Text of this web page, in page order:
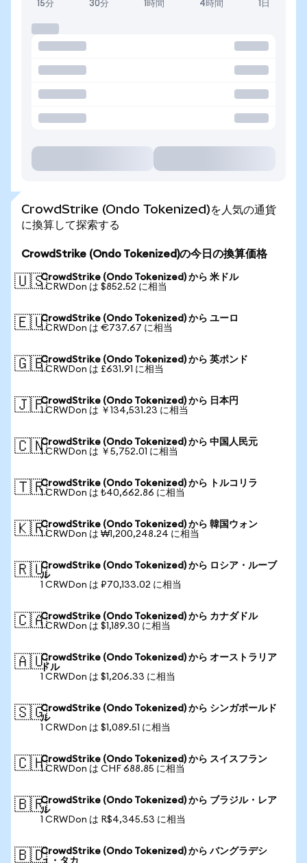
15分 30分 1時間 4時間 1日
CrowdStrike (Ondo Tokenized)を人気の通貨
に換算して探索する
CrowdStrike (Ondo Tokenized)の今日の換算価格
🇺🇸CrowdStrike (Ondo Tokenized) から 米ドル
1 CRWDon は $852.52 に相当
🇪🇺CrowdStrike (Ondo Tokenized) から ユーロ
1 CRWDon は €737.67 に相当
🇬🇧CrowdStrike (Ondo Tokenized) から 英ポンド
1 CRWDon は £631.91 に相当
🇯🇵CrowdStrike (Ondo Tokenized) から 日本円
1 CRWDon は ￥134,531.23 に相当
🇨🇳CrowdStrike (Ondo Tokenized) から 中国人民元
1 CRWDon は ￥5,752.01 に相当
🇹🇷CrowdStrike (Ondo Tokenized) から トルコリラ
1 CRWDon は ₺40,662.86 に相当
🇰🇷CrowdStrike (Ondo Tokenized) から 韓国ウォン
1 CRWDon は ₩1,200,248.24 に相当
🇷🇺CrowdStrike (Ondo Tokenized) から ロシア・ルーブ
ル
1 CRWDon は ₽70,133.02 に相当
🇨🇦CrowdStrike (Ondo Tokenized) から カナダドル
1 CRWDon は $1,189.30 に相当
🇦🇺CrowdStrike (Ondo Tokenized) から オーストラリア
ドル
1 CRWDon は $1,206.33 に相当
🇸🇬CrowdStrike (Ondo Tokenized) から シンガポールド
ル
1 CRWDon は $1,089.51 に相当
🇨🇭CrowdStrike (Ondo Tokenized) から スイスフラン
1 CRWDon は CHF 688.85 に相当
🇧🇷CrowdStrike (Ondo Tokenized) から ブラジル・レア
ル
1 CRWDon は R$4,345.53 に相当
🇧🇩CrowdStrike (Ondo Tokenized) から バングラデシ
ュ・タカ